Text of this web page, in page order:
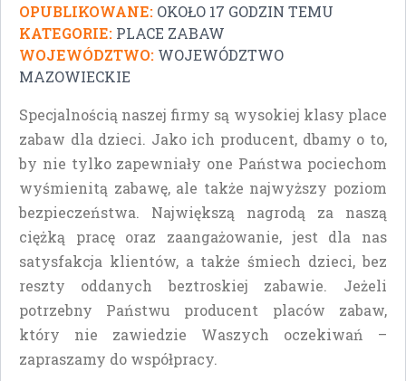
OPUBLIKOWANE: OKOŁO 17 GODZIN TEMU
KATEGORIE: PLACE ZABAW
WOJEWÓDZTWO: WOJEWÓDZTWO
MAZOWIECKIE
Specjalnością naszej firmy są wysokiej klasy place
zabaw dla dzieci. Jako ich producent, dbamy o to,
by nie tylko zapewniały one Państwa pociechom
wyśmienitą zabawę, ale także najwyższy poziom
bezpieczeństwa. Największą nagrodą za naszą
ciężką pracę oraz zaangażowanie, jest dla nas
satysfakcja klientów, a także śmiech dzieci, bez
reszty oddanych beztroskiej zabawie. Jeżeli
potrzebny Państwu producent placów zabaw,
który nie zawiedzie Waszych oczekiwań –
zapraszamy do współpracy.